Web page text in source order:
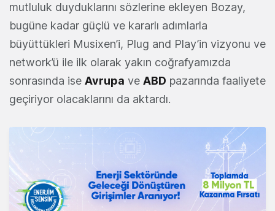
mutluluk duyduklarını sözlerine ekleyen Bozay,
bugüne kadar güçlü ve kararlı adımlarla
büyüttükleri Musixen’i, Plug and Play’in vizyonu ve
network’ü ile ilk olarak yakın coğrafyamızda
sonrasında ise Avrupa ve ABD pazarında faaliyete
geçiriyor olacaklarını da aktardı.